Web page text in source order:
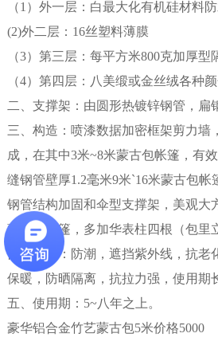
（1）外一层：白最大化有机硅材料
(2)外二层：16丝塑料薄膜
（3）第三层：每平方米800克加厚型
（4）第四层：八美缎或金丝绒各种颜
二、支撑架：由圆形热镀锌钢管，扁
三、构造：喷漆数据加密框架剪力墙
成，在其中3米~8米蒙古包帐篷，有
缝钢管壁厚1.2毫米9米`16米蒙古包
钢管结构加固和伞型支撑架，美观大
蒙古包帐篷，多加华表柱四根（包里
四、特性：防潮，遮挡紫外线，抗老
保暖，防晒隔离，抗拉力强，使用期
五、使用期：5~八年之上。
豪华铝合金竹艺蒙古包5米价格5000